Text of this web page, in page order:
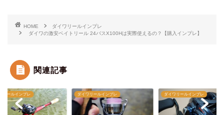
HOME
ダイワリールインプレ
ダイワの激安ベイトリール 24バスX100Hは実際使えるの？【購入インプレ】
関連記事
リールインプレ ダイワリールインプレ ダイワリールインプレ